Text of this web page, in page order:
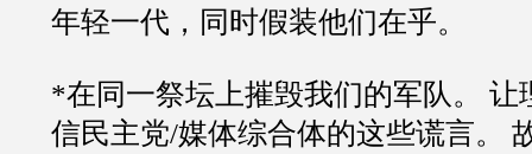
年轻一代，同时假装他们在乎。
*在同一祭坛上摧毁我们的军队。 让
信民主党/媒体综合体的这些谎言。